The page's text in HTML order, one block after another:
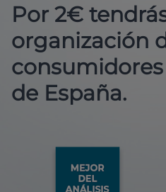
Por 2€
organización
de España.